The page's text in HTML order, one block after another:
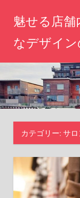
ツ
へ
ス
キ
魅せる店
なデザイ
惹
き
つ
間
づ
く
あ
カテゴリー: サロ